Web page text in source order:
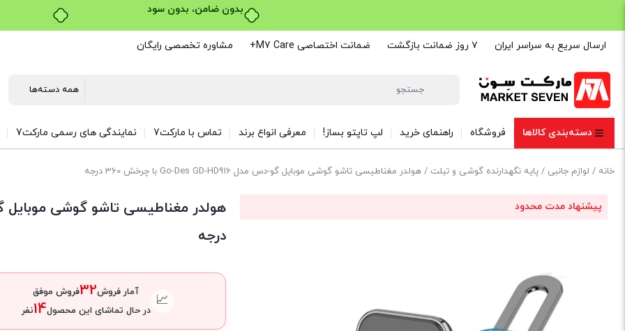
خرید قسطی با ترب‌پی
ارسال سریع به سراسر ایران ۷ روز ضمانت بازگشت ضمانت اختصاصی M7 Care+ مشاوره تخصصی رایگان
دسته‌بندی کالاها فروشگاه راهنمای خرید لپ تاپتو بساز! معرفی انواع برند تماس با مارکت7 نمایندگی های رسمی مارکت7
خانه / لوازم جانبی / پایه نگهدارنده گوشی و تبلت / هولدر مغناطیسی تاشو گوشی موبایل گو-دس مدل Go-Des GD-HD916 با چرخش 360 درجه
پیشنهاد مدت محدود
درجه
📈 آمار فروش32فروش موفق
در حال تماشای این محصول14نفر